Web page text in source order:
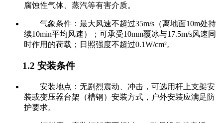
腐蚀性气体、蒸汽等有害介质。
气象条件：最大风速不超过35m/s（离地面10m处持
续10min平均风速）；可承受10mm覆冰与17.5m/s风速同
时作用的荷载；日照强度不超过0.1W/cm²。
1.2 安装条件
安装地点：无剧烈震动、冲击，可选用杆上支架安
装或变压器台架（槽钢）安装方式，户外安装应满足防
护要求。